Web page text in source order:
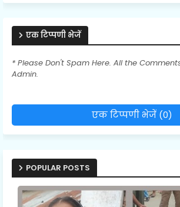
एक टिप्पणी भेजें
* Please Don't Spam Here. All the
Admin.
एक टिप्पणी भेजें (0)
POPULAR POSTS